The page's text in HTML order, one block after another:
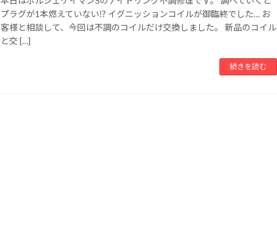
プラグが1本燃えていない⁉︎ イグニッションコイルが御臨終でした… お
客様と相談して、今回は不調のコイルだけ交換しました。 新品のコイル
と交 […]
続きを読む